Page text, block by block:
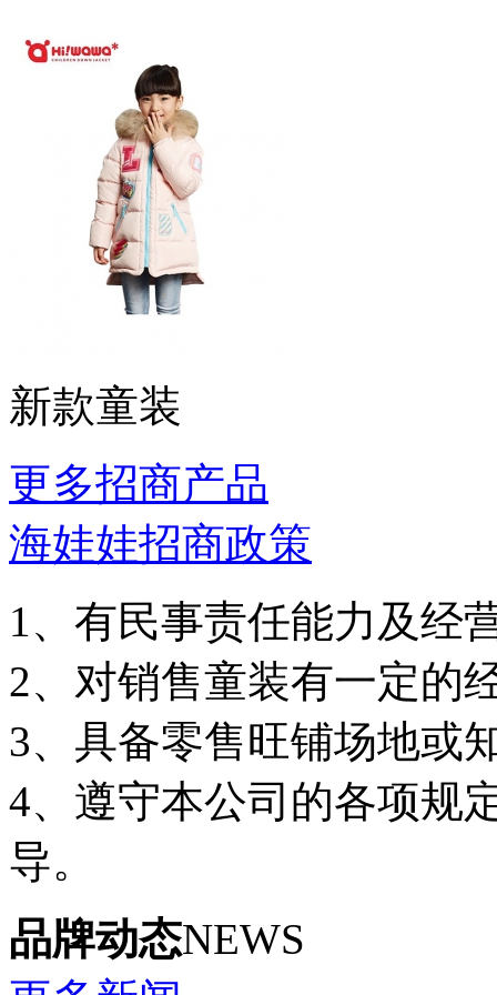
新款童装
更多招商产品
海娃娃招商政策
1、有民事责任能力及经
2、对销售童装有一定的
3、具备零售旺铺场地或
4、遵守本公司的各项规
导。
品牌动态NEWS